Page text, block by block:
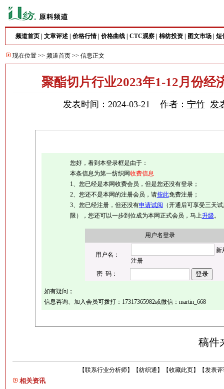
频道首页 文章评述 价格行情| 价格曲线 CTC观察 棉纺投资 图文市场 短
现在位置 >> 频道首页 >> 信息正文
聚酯切片行业2023年1-12月份经
发表时间：2024-03-21 作者： 宁竹 发
您好，看到本登录框是由于：
本条信息为第一纺织网收费信息
1、您已经是本网收费会员，但是您还没有登录；
2、您还不是本网的注册会员，请按此免费注册；
3、您已经注册，但还没有申请试阅 （开通后可享受三天
限），您还可以一步到位成为本网正式会员，马上升级。
用户名登录
用户名：
新
注册
密 码：
如有疑问；
信息咨询、加入会员可拨打：17317365982或微信：martin_668
稿件
【发表
【收藏此页】
【纺织通 】
【联系行业分析师】
相关资讯